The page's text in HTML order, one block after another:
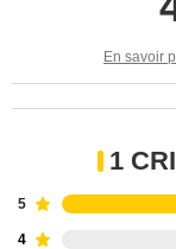
En savoir
1
5
4